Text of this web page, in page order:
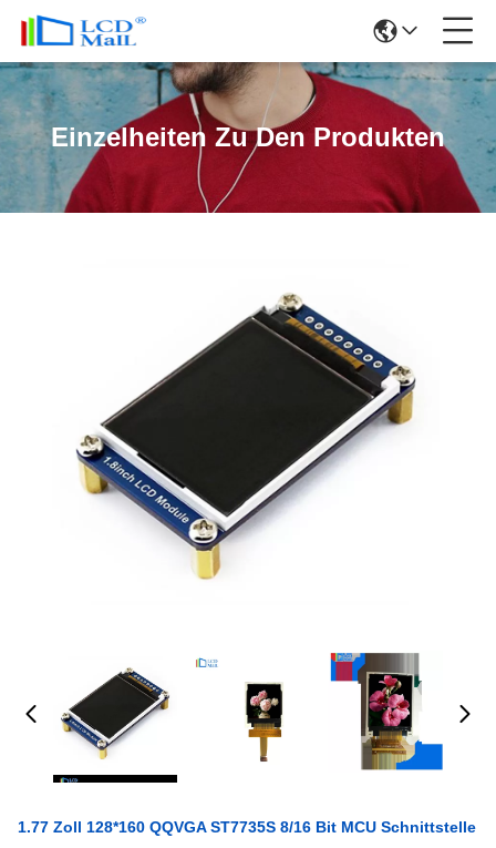
Einzelheiten Zu Den Produkten
1.77 Zoll 128*160 QQVGA ST7735S 8/16 Bit MCU Schnittstelle